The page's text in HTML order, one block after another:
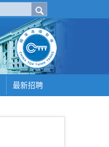
最新招聘